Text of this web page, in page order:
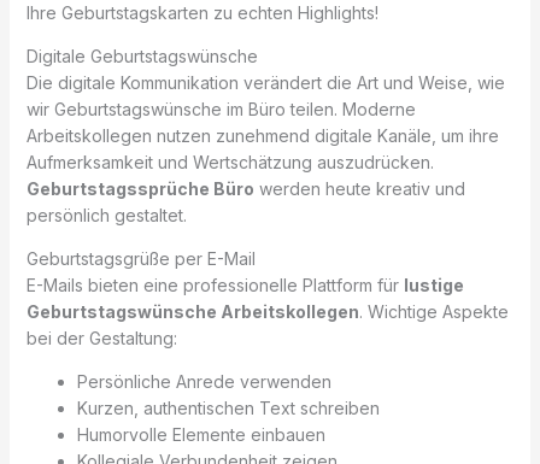
Ihre Geburtstagskarten zu echten Highlights!
Digitale Geburtstagswünsche
Die digitale Kommunikation verändert die Art und Weise, wie
wir Geburtstagswünsche im Büro teilen. Moderne
Arbeitskollegen nutzen zunehmend digitale Kanäle, um ihre
Aufmerksamkeit und Wertschätzung auszudrücken.
Geburtstagssprüche Büro werden heute kreativ und
persönlich gestaltet.
Geburtstagsgrüße per E-Mail
E-Mails bieten eine professionelle Plattform für lustige
Geburtstagswünsche Arbeitskollegen. Wichtige Aspekte
bei der Gestaltung:
Persönliche Anrede verwenden
Kurzen, authentischen Text schreiben
Humorvolle Elemente einbauen